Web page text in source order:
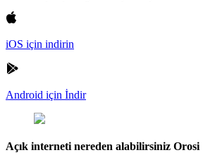
iOS için indirin
Android için İndir
Açık interneti nereden alabilirsiniz Orosi